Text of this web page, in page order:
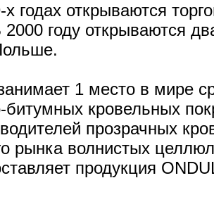
х годах открываются
году открываются
1 место в мире
битумных кровельных
прозрачных
рынка волнистых
продукция